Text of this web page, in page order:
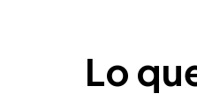
Lo